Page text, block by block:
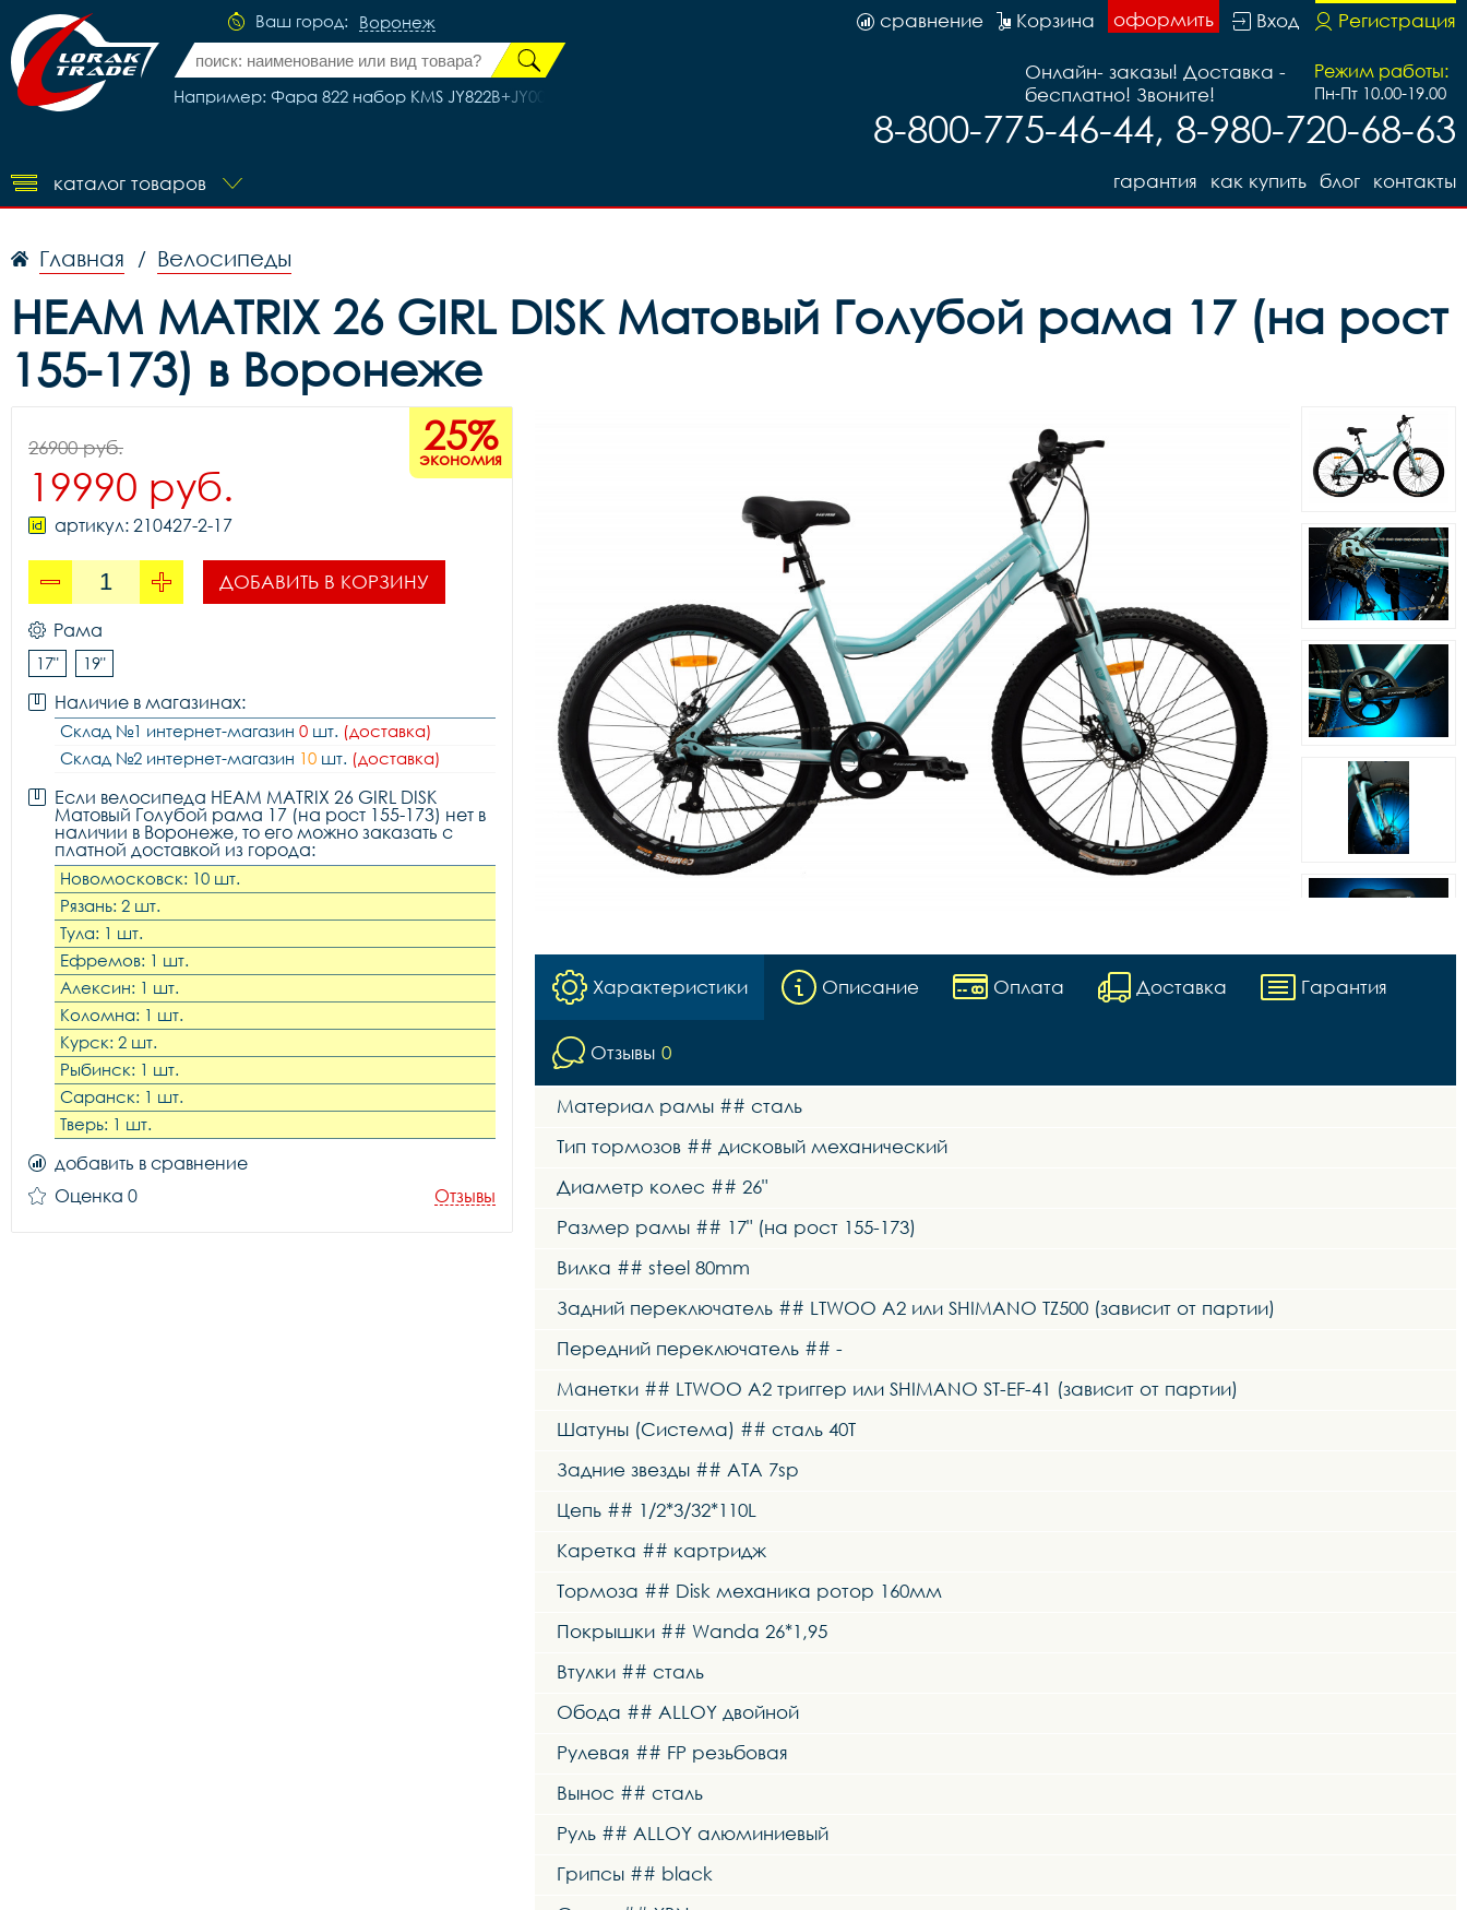
Ваш город: Воронеж
Например: Фара 822 набор KMS JY822В+JY004 пер+зад 3264135
Регистрация
Вход
оформить
Корзина
сравнение
Режим работы:
Пн-Пт 10.00-19.00
Онлайн- заказы! Доставка -
бесплатно! Звоните!
8-800-775-46-44, 8-980-720-68-63
каталог товаров контакты
блог
как купить
гарантия
Главная / Велосипеды
HEAM MATRIX 26 GIRL DISK Матовый Голубой рама 17 (на рост
155-173) в Воронеже
25%
экономия
26900 руб.
19990 руб.
артикул: 210427-2-17
ДОБАВИТЬ В КОРЗИНУ
Рама
17" 19"
Наличие в магазинах:
Склад №1 интернет-магазин 0 шт. (доставка)
Склад №2 интернет-магазин 10 шт. (доставка)
Если велосипеда HEAM MATRIX 26 GIRL DISK
Матовый Голубой рама 17 (на рост 155-173) нет в
наличии в Воронеже, то его можно заказать с
платной доставкой из города:
Новомосковск: 10 шт.
Рязань: 2 шт.
Тула: 1 шт.
Ефремов: 1 шт.
Алексин: 1 шт.
Коломна: 1 шт.
Курск: 2 шт.
Рыбинск: 1 шт.
Саранск: 1 шт.
Тверь: 1 шт.
добавить в сравнение
Оценка 0
Отзывы
Характеристики Описание Оплата Доставка Гарантия
Отзывы 0
Материал рамы ## сталь
Тип тормозов ## дисковый механический
Диаметр колес ## 26"
Размер рамы ## 17" (на рост 155-173)
Вилка ## steel 80mm
Задний переключатель ## LTWOO A2 или SHIMANO TZ500 (зависит от партии)
Передний переключатель ## -
Манетки ## LTWOO A2 триггер или SHIMANO ST-EF-41 (зависит от партии)
Шатуны (Система) ## сталь 40T
Задние звезды ## ATA 7sp
Цепь ## 1/2*3/32*110L
Каретка ## картридж
Тормоза ## Disk механика ротор 160мм
Покрышки ## Wanda 26*1,95
Втулки ## сталь
Обода ## ALLOY двойной
Рулевая ## FP резьбовая
Вынос ## сталь
Руль ## ALLOY алюминиевый
Грипсы ## black